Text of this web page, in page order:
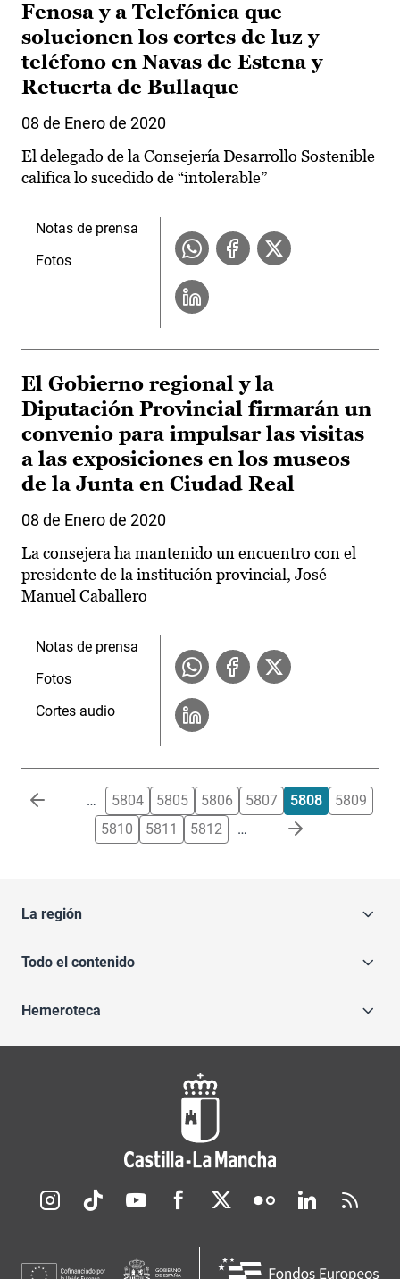
Fenosa y a Telefónica que
solucionen los cortes de luz y
teléfono en Navas de Estena y
Retuerta de Bullaque
08 de Enero de 2020
El delegado de la Consejería Desarrollo Sostenible
califica lo sucedido de “intolerable”
Notas de prensa
Fotos
El Gobierno regional y la
Diputación Provincial firmarán un
convenio para impulsar las visitas
a las exposiciones en los museos
de la Junta en Ciudad Real
08 de Enero de 2020
La consejera ha mantenido un encuentro con el
presidente de la institución provincial, José
Manuel Caballero
Notas de prensa
Fotos
Cortes audio
Paginación … 5804 5805 5806 5807 5808
5809
5810
5811 5812 …
La región
Todo el contenido
Hemeroteca
Redes sociales JCCM